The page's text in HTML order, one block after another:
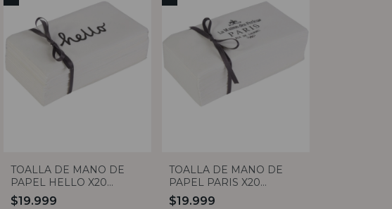
TOALLA DE MANO DE
PAPEL HELLO X20
CLAUDIA ADORNO
$19.999
TOALLA DE MANO DE
PAPEL PARIS X20
CLAUDIA ADORNO
$19.999